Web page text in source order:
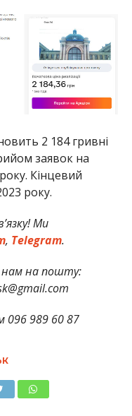
2 184 гривні
заявок на
Кінцевий
року.
Ми
, Telegram.
нам на пошту:
096 989 60 87